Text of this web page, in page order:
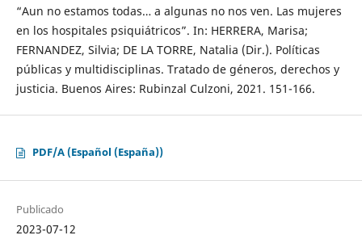
“Aun no estamos todas… a algunas no nos ven. Las mujeres
en los hospitales psiquiátricos”. In: HERRERA, Marisa;
FERNANDEZ, Silvia; DE LA TORRE, Natalia (Dir.). Políticas
públicas y multidisciplinas. Tratado de géneros, derechos y
justicia. Buenos Aires: Rubinzal Culzoni, 2021. 151-166.
PDF/A (Español (España))
Publicado
2023-07-12